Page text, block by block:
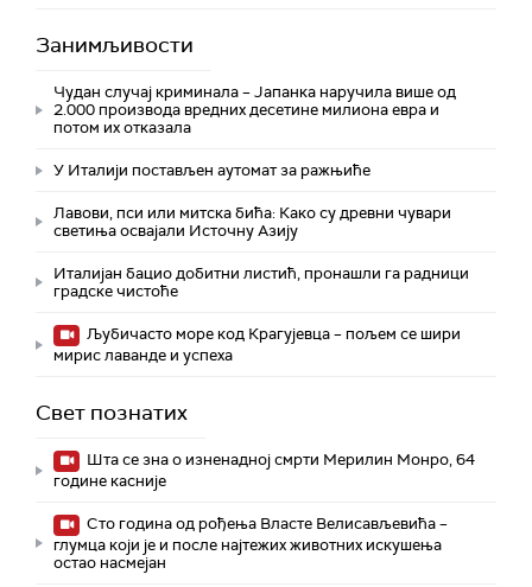
Занимљивости
Чудан случај криминала – Јапанка наручила више од
2.000 производа вредних десетине милиона евра и
потом их отказала
У Италији постављен аутомат за ражњиће
Лавови, пси или митска бића: Како су древни чувари
светиња освајали Источну Азију
Италијан бацио добитни листић, пронашли га радници
градске чистоће
Љубичасто море код Крагујевца – пољем се шири
мирис лаванде и успеха
Свет познатих
Шта се зна о изненадној смрти Мерилин Монро, 64
године касније
Сто година од рођења Власте Велисављевића –
глумца који је и после најтежих животних искушења
остао насмејан